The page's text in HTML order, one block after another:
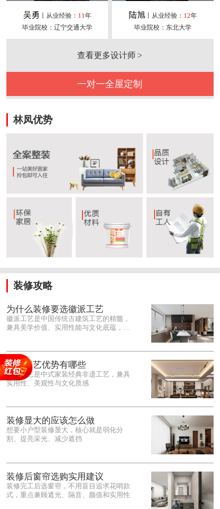
吴勇 丨从业经验： 11年
毕业院校：辽宁交通大学
陆旭丨从业经验： 12年
毕业院校：东北大学
查看更多设计师 >
一对一全屋定制
林凤优势
装修攻略
为什么装修要选徽派工艺
徽派工艺是中国传统古建筑工艺的精髓，
兼具美学价值、实用性能与文化底蕴，优
雕细琢的砖、木、石雕为特色，线条古朴
大气，意境悠远，自带东方中式雅致韵
味，耐看且不易过时。<o:p></o:p> 在工
艺品质上，徽派工艺遵循古法匠心工序，
保耐用，抗风化、耐腐蚀，使用
徽派工艺优势有哪些
徽派工艺是中式家装经典非遗工艺，兼具
实用性、美观性与文化质感
装修显大的应该怎么做
想要小户型装修显大，核心就是弱化分
割、提亮采光、减少遮挡
装修后窗帘选购实用建议
装修完工后选窗帘，不用盲目追求花哨款
式，重点兼顾遮光、隔音、颜值和实用性